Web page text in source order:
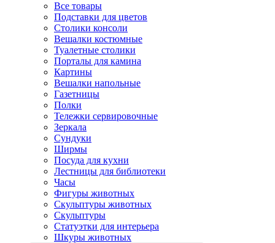
Все товары
Подставки для цветов
Столики консоли
Вешалки костюмные
Туалетные столики
Порталы для камина
Картины
Вешалки напольные
Газетницы
Полки
Тележки сервировочные
Зеркала
Сундуки
Ширмы
Посуда для кухни
Лестницы для библиотеки
Часы
Фигуры животных
Скульптуры животных
Скульптуры
Статуэтки для интерьера
Шкуры животных